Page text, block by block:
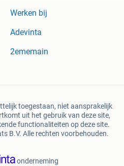
Werken bij
Adevinta
2ememain
toegestaan, niet aansprakelijk
uit het gebruik van deze site,
functionaliteiten op deze site.
B.V. Alle rechten voorbehouden.
onderneming